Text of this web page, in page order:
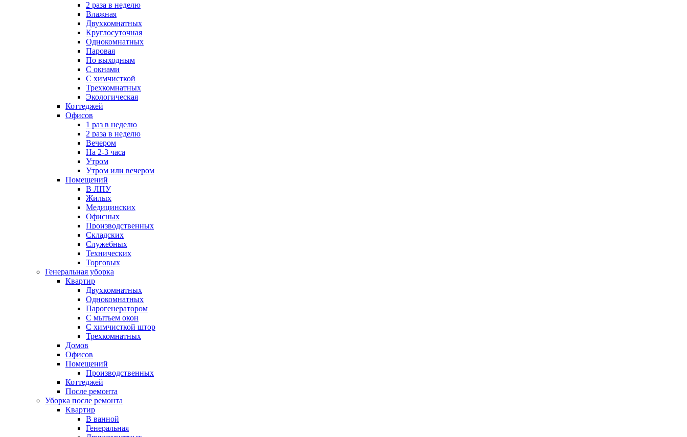
2 раза в неделю
Влажная
Двухкомнатных
Круглосуточная
Однокомнатных
Паровая
По выходным
С окнами
С химчисткой
Трехкомнатных
Экологическая
Коттеджей
Офисов
1 раз в неделю
2 раза в неделю
Вечером
На 2-3 часа
Утром
Утром или вечером
Помещений
В ЛПУ
Жилых
Медицинских
Офисных
Производственных
Складских
Служебных
Технических
Торговых
Генеральная уборка
Квартир
Двухкомнатных
Однокомнатных
Парогенератором
С мытьем окон
С химчисткой штор
Трехкомнатных
Домов
Офисов
Помещений
Производственных
Коттеджей
После ремонта
Уборка после ремонта
Квартир
В ванной
Генеральная